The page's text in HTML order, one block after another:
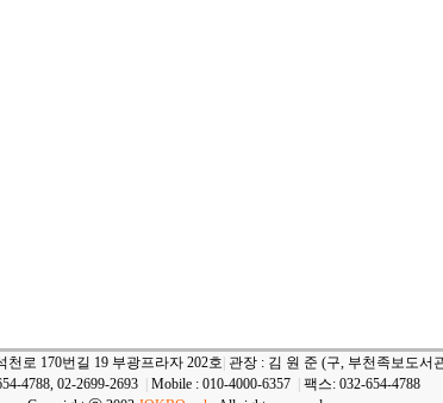
천로 170번길 19 부광프라자 202호 관장 : 김 원 준 (구, 부천족보도서
4788, 02-2699-2693
Mobile : 010-4000-6357
팩스: 032-654-4788